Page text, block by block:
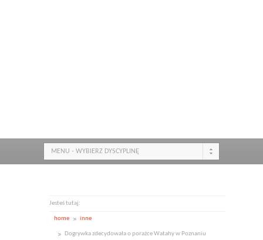
MENU - WYBIERZ DYSCYPLINĘ
Jesteś tutaj:
home inne
Dogrywka zdecydowała o porażce Watahy w Poznaniu